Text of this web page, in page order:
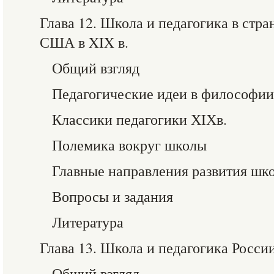
Глава 12. Школа и педагогика в
США в XIX в.
Общий взгляд
Педагогические идеи в философии
Классики педагогики ХIХв.
Полемика вокруг школы
Главные направления развития
Вопросы и задания
Литература
Глава 13. Школа и педагогика